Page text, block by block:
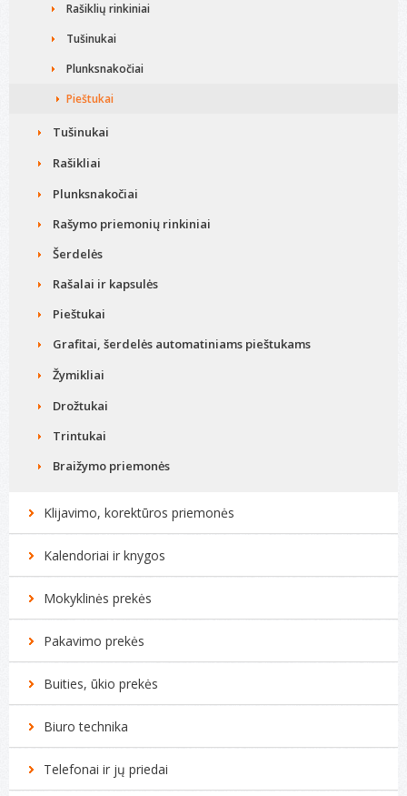
Rašiklių rinkiniai
Tušinukai
Plunksnakočiai
Pieštukai
Tušinukai
Rašikliai
Plunksnakočiai
Rašymo priemonių rinkiniai
Šerdelės
Rašalai ir kapsulės
Pieštukai
Grafitai, šerdelės automatiniams pieštukams
Žymikliai
Drožtukai
Trintukai
Braižymo priemonės
Klijavimo, korektūros priemonės
Kalendoriai ir knygos
Mokyklinės prekės
Pakavimo prekės
Buities, ūkio prekės
Biuro technika
Telefonai ir jų priedai